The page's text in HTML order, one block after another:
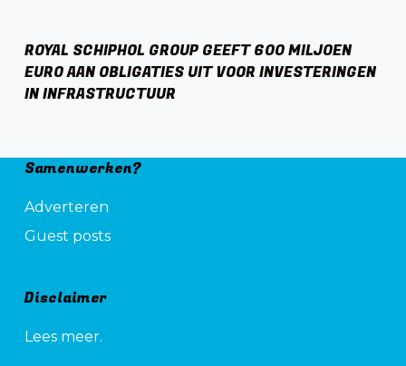
ROYAL SCHIPHOL GROUP GEEFT 600 MILJOEN
EURO AAN OBLIGATIES UIT VOOR INVESTERINGEN
IN INFRASTRUCTUUR
Samenwerken?
Adverteren
Guest posts
Disclaimer
Lees meer.